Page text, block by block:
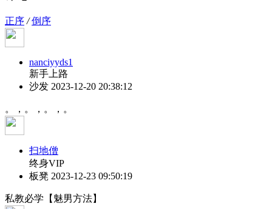
正序 / 倒序
nanciyyds1
新手上路
沙发 2023-12-20 20:38:12
。，。，。，。
扫地僧
终身VIP
板凳 2023-12-23 09:50:19
私教必学【魅男方法】